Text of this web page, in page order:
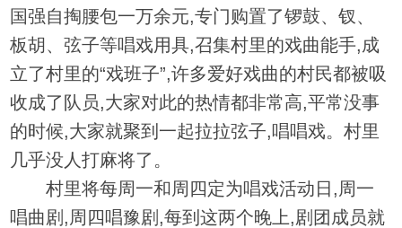
国强自掏腰包一万余元,专门购置了锣鼓、钗、
板胡、弦子等唱戏用具,召集村里的戏曲能手,成
立了村里的“戏班子”,许多爱好戏曲的村民都被吸
收成了队员,大家对此的热情都非常高,平常没事
的时候,大家就聚到一起拉拉弦子,唱唱戏。村里
几乎没人打麻将了。
村里将每周一和周四定为唱戏活动日,周一
唱曲剧,周四唱豫剧,每到这两个晚上,剧团成员就